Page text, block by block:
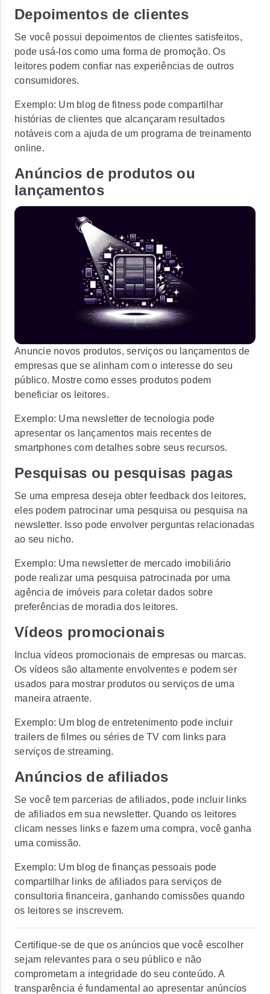
Depoimentos de clientes
Se você possui depoimentos de clientes satisfeitos,
pode usá-los como uma forma de promoção. Os
leitores podem confiar nas experiências de outros
consumidores.
Exemplo: Um blog de fitness pode compartilhar
histórias de clientes que alcançaram resultados
notáveis com a ajuda de um programa de treinamento
online.
Anúncios de produtos ou
lançamentos
Anuncie novos produtos, serviços ou lançamentos de
empresas que se alinham com o interesse do seu
público. Mostre como esses produtos podem
beneficiar os leitores.
Exemplo: Uma newsletter de tecnologia pode
apresentar os lançamentos mais recentes de
smartphones com detalhes sobre seus recursos.
Pesquisas ou pesquisas pagas
Se uma empresa deseja obter feedback dos leitores,
eles podem patrocinar uma pesquisa ou pesquisa na
newsletter. Isso pode envolver perguntas relacionadas
ao seu nicho.
Exemplo: Uma newsletter de mercado imobiliário
pode realizar uma pesquisa patrocinada por uma
agência de imóveis para coletar dados sobre
preferências de moradia dos leitores.
Vídeos promocionais
Inclua vídeos promocionais de empresas ou marcas.
Os vídeos são altamente envolventes e podem ser
usados para mostrar produtos ou serviços de uma
maneira atraente.
Exemplo: Um blog de entretenimento pode incluir
trailers de filmes ou séries de TV com links para
serviços de streaming.
Anúncios de afiliados
Se você tem parcerias de afiliados, pode incluir links
de afiliados em sua newsletter. Quando os leitores
clicam nesses links e fazem uma compra, você ganha
uma comissão.
Exemplo: Um blog de finanças pessoais pode
compartilhar links de afiliados para serviços de
consultoria financeira, ganhando comissões quando
os leitores se inscrevem.
Certifique-se de que os anúncios que você escolher
sejam relevantes para o seu público e não
comprometam a integridade do seu conteúdo. A
transparência é fundamental ao apresentar anúncios